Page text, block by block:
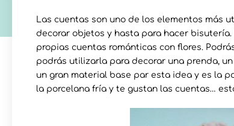
Las cuentas son uno de los elementos más
decorar objetos y hasta para hacer
propias cuentas románticas con flores.
podrás utilizarla para decorar una prenda,
un gran material base par esta idea y es la
la porcelana fría y te gustan las cuentas…